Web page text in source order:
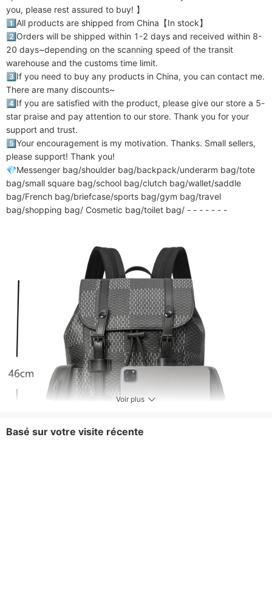
you, please rest assured to buy! 】
1️⃣All products are shipped from China【In stock】
2️⃣Orders will be shipped within 1-2 days and received within 8-
20 days~depending on the scanning speed of the transit
warehouse and the customs time limit.
3️⃣If you need to buy any products in China, you can contact me.
There are many discounts~
4️⃣If you are satisfied with the product, please give our store a 5-
star praise and pay attention to our store. Thank you for your
support and trust.
5️⃣Your encouragement is my motivation. Thanks. Small sellers,
please support! Thank you!
💎Messenger bag/shoulder bag/backpack/underarm bag/tote
bag/small square bag/school bag/clutch bag/wallet/saddle
bag/French bag/briefcase/sports bag/gym bag/travel
bag/shopping bag/ Cosmetic bag/toilet bag/ - - - - - - -
Voir plus
Basé sur votre visite récente